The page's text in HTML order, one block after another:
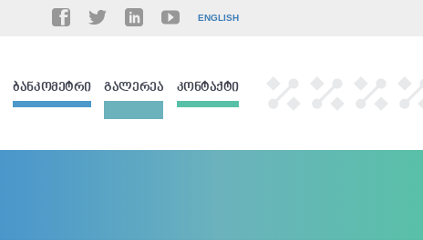
ENGLISH
ᲑᲐᲜᲙᲝᲛᲔᲢᲠᲘ ᲒᲐᲚᲔᲠᲔᲐ ᲙᲝᲜᲢᲐᲥᲢᲘ